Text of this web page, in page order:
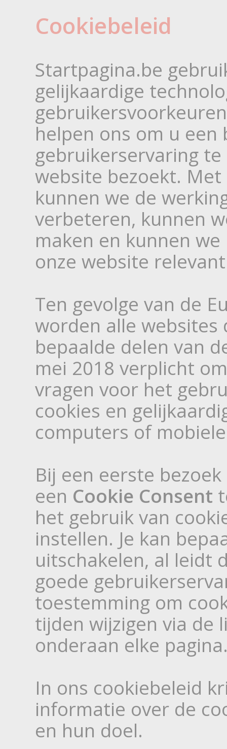
Cookiebeleid
Startpagina.be
gelijkaardige
helpen ons om u een
gebruikerservaring
website bezoekt.
kunnen we de
verbeteren, kunnen
maken en kunnen
onze website
Ten gevolge van de
worden alle websites
bepaalde delen van
mei 2018 verplicht
vragen voor het
cookies en
computers of
Bij een eerste
een Cookie Consent
het gebruik van
instellen. Je kan
uitschakelen, al leidt
goede
toestemming om
tijden wijzigen via de
onderaan elke
In ons cookiebeleid
informatie over de
en hun doel.